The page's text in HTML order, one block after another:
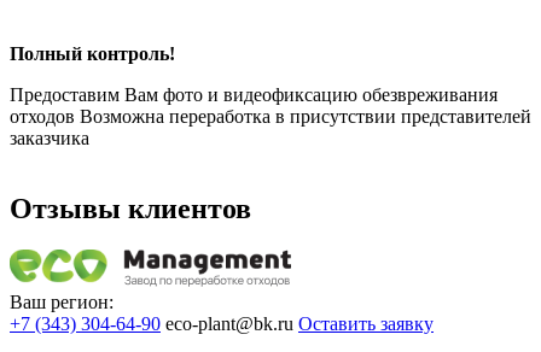
Полный контроль!
Предоставим Вам фото и видеофиксацию обезвреживания
отходов Возможна переработка в присутствии представителей
заказчика
Отзывы клиентов
Ваш регион:
+7 (343) 304-64-90 eco-plant@bk.ru Оставить заявку